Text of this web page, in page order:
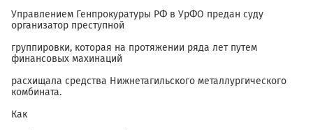
Управлением Генпрокуратуры РФ в УрФО предан суду
организатор преступной
группировки, которая на протяжении ряда лет путем
финансовых махинаций
расхищала средства Нижнетагильского металлургического
комбината.
Как